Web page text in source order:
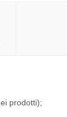
prodotti);